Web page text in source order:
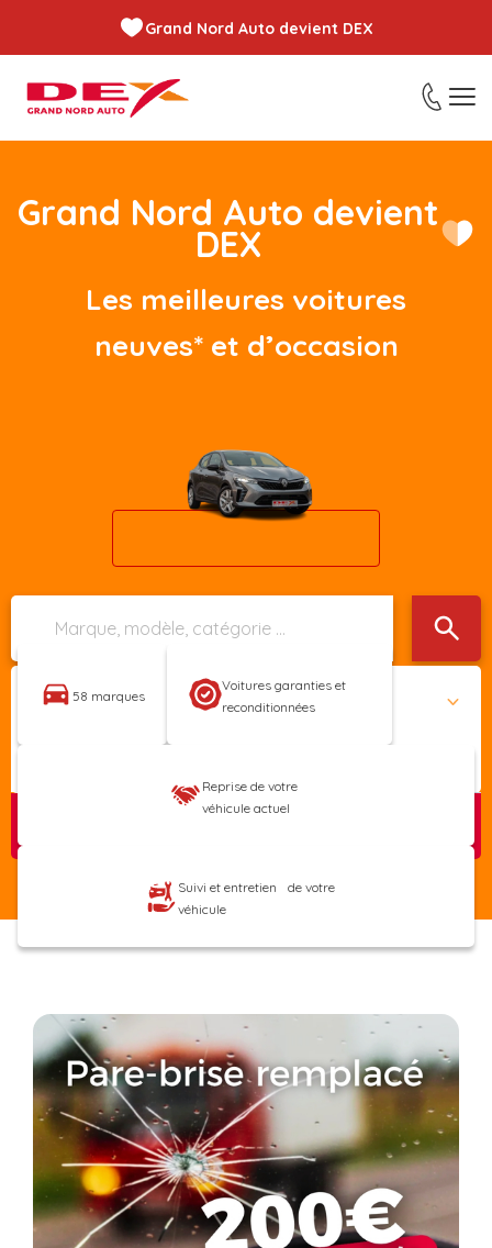
Grand Nord Auto devient DEX
Grand Nord Auto devient
DEX​
Les meilleures voitures
neuves* et d’occasion
58 marques
Voitures garanties et
reconditionnées
Reprise de votre
véhicule actuel
Suivi et entretien de votre
véhicule